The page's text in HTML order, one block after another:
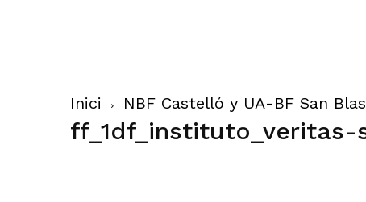
Inici NBF Castelló y UA-BF San
ff_1df_instituto_veritas-